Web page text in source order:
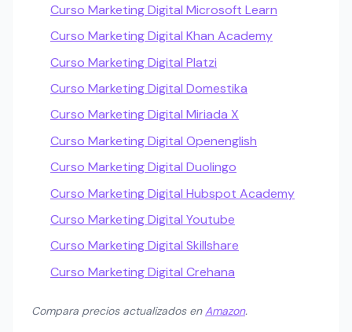
Curso Marketing Digital Microsoft Learn
Curso Marketing Digital Khan Academy
Curso Marketing Digital Platzi
Curso Marketing Digital Domestika
Curso Marketing Digital Miriada X
Curso Marketing Digital Openenglish
Curso Marketing Digital Duolingo
Curso Marketing Digital Hubspot Academy
Curso Marketing Digital Youtube
Curso Marketing Digital Skillshare
Curso Marketing Digital Crehana
Compara precios actualizados enAmazon.